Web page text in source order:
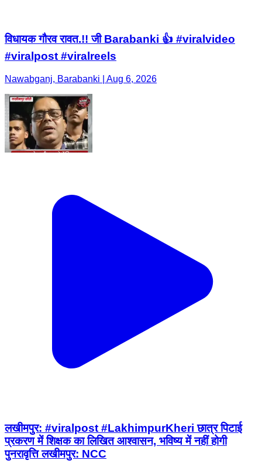
विधायक गौरव रावत.!! जी Barabanki 👍 #viralvideo
#viralpost #viralreels
Nawabganj, Barabanki | Aug 6, 2026
लखीमपुर: #viralpost #LakhimpurKheri छात्र पिटाई
प्रकरण में शिक्षक का लिखित आश्वासन, भविष्य में नहीं होगी
पुनरावृत्ति लखीमपुर: NCC